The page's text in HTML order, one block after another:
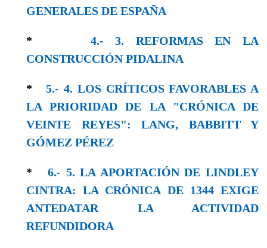
GENERALES DE ESPAÑA
* 4.- 3. REFORMAS EN LA
CONSTRUCCIÓN PIDALINA
*5.- 4. LOS CRÍTICOS FAVORABLES A
LA PRIORIDAD DE LA "CRÓNICA DE
VEINTE REYES": LANG, BABBITT Y
GÓMEZ PÉREZ
* 6.- 5. LA APORTACIÓN DE LINDLEY
CINTRA: LA CRÓNICA DE 1344 EXIGE
ANTEDATAR LA ACTIVIDAD
REFUNDIDORA